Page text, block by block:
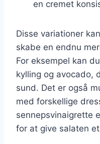
en cremet
Disse variationer
skabe en endnu
For eksempel kan
kylling og avocado,
sund. Det er også
med forskellige
sennepsvinaigrette
for at give salaten